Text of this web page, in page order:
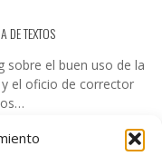
DE TEXTOS
sobre el buen uso de la
el oficio de corrector